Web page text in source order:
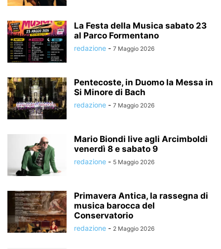
La Festa della Musica sabato 23
al Parco Formentano
redazione - 7 Maggio 2026
Pentecoste, in Duomo la Messa in
Si Minore di Bach
redazione - 7 Maggio 2026
Mario Biondi live agli Arcimboldi
venerdì 8 e sabato 9
redazione - 5 Maggio 2026
Primavera Antica, la rassegna di
musica barocca del
Conservatorio
redazione - 2 Maggio 2026